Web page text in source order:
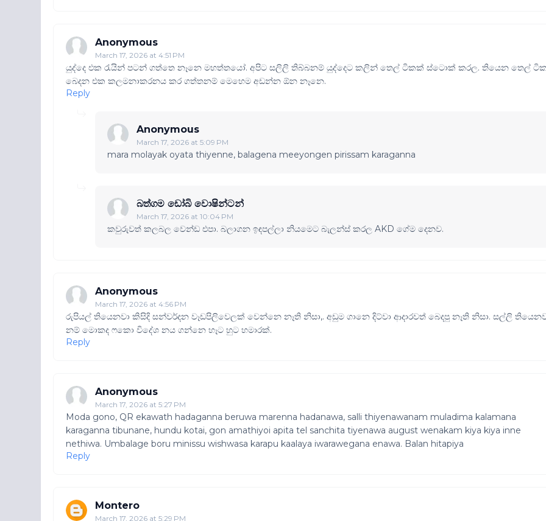
Anonymous
March 17, 2026 at 4:51 PM
යුද්දෙ එක රැයින් පටන් ගත්තෙ නෑනෙ මහත්තයෝ. අපිට සලිලි තිබ්බනම් යුද්දෙට කලින් තෙල් ටිකක් ස්ටොක් කරල. තියෙන තෙල්
බෙදන එක කලමනාකරනය කර ගත්තනම් මෙහෙම අඩන්න ඕන නෑනෙ.
Reply
Anonymous
March 17, 2026 at 5:09 PM
mara molayak oyata thiyenne, balagena meeyongen pirissam karaganna
බත්ගම ඩෝබි වොෂින්ටන්
March 17, 2026 at 10:04 PM
කවුරුවත් කලබල වෙන්ඩ එපා. බලාගන ඉඳපල්ලා නියමෙට බැලන්ස් කරල AKD ගේම දෙනව.
Anonymous
March 17, 2026 at 4:56 PM
රුපියල් තියෙනවා කිසිදි සන්වර්දන වෑඩපිලිවෙලක් වෙන්නෙ නෑති නිසා,. අඩුම ගානෙ දිට්වා ආදාරවත් බෙදපු නෑති නිසා. සල්ලි
නම් මොකද ෆකො විදේශ නය ගන්නෙ හෑට හුට හමාරක්.
Reply
Anonymous
March 17, 2026 at 5:27 PM
Moda gono, QR ekawath hadaganna beruwa marenna hadanawa, salli thiyenawanam muladima kalamana
karaganna tibunane, hundu kotai, gon amathiyoi apita tel sanchita tiyenawa august wenakam kiya kiya inne
nethiwa. Umbalage boru minissu wishwasa karapu kaalaya iwarawegana enawa. Balan hitapiya
Reply
Montero
March 17, 2026 at 5:29 PM